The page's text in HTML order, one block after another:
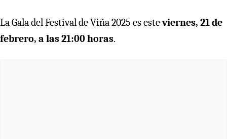
La Gala del Festival de Viña 2025 es esteviernes, 21 de
febrero, a las 21:00 horas.